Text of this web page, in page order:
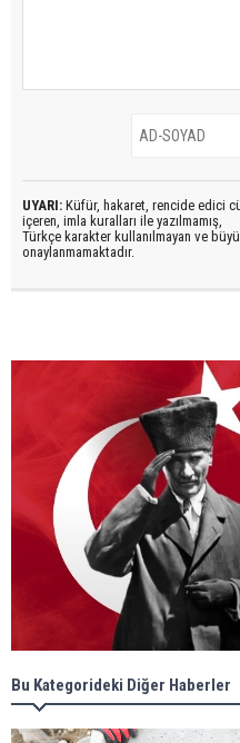
UYARI: Küfür, hakaret, rencide edici
içeren, imla kuralları ile yazılmamış,
Türkçe karakter kullanılmayan ve
onaylanmamaktadır.
Bu Kategorideki Diğer Haberler